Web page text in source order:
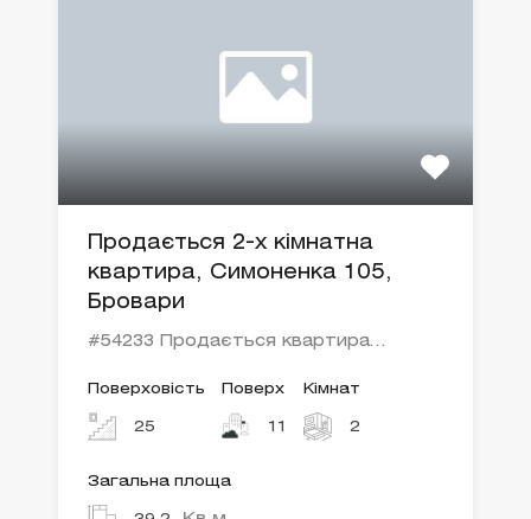
Продається 2-х кімнатна
квартира, Симоненка 105,
Бровари
#54233 Продається квартира…
Поверховість
25
Поверх
11
Кімнат
2
Загальна площа